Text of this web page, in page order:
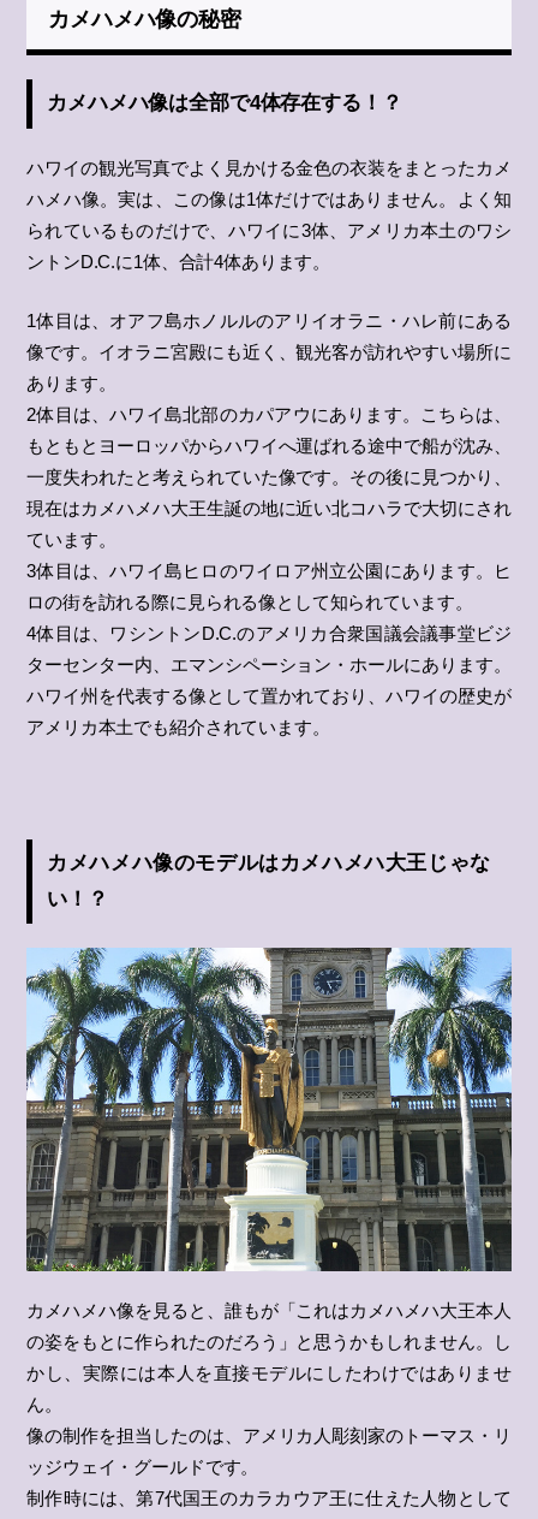
カメハメハ像の秘密
カメハメハ像は全部で4体存在する！？
ハワイの観光写真でよく見かける金色の衣装をまとったカメ
ハメハ像。実は、この像は1体だけではありません。よく知
られているものだけで、ハワイに3体、アメリカ本土のワシ
ントンD.C.に1体、合計4体あります。
1体目は、オアフ島ホノルルのアリイオラニ・ハレ前にある
像です。イオラニ宮殿にも近く、観光客が訪れやすい場所に
あります。
2体目は、ハワイ島北部のカパアウにあります。こちらは、
もともとヨーロッパからハワイへ運ばれる途中で船が沈み、
一度失われたと考えられていた像です。その後に見つかり、
現在はカメハメハ大王生誕の地に近い北コハラで大切にされ
ています。
3体目は、ハワイ島ヒロのワイロア州立公園にあります。ヒ
ロの街を訪れる際に見られる像として知られています。
4体目は、ワシントンD.C.のアメリカ合衆国議会議事堂ビジ
ターセンター内、エマンシペーション・ホールにあります。
ハワイ州を代表する像として置かれており、ハワイの歴史が
アメリカ本土でも紹介されています。
カメハメハ像のモデルはカメハメハ大王じゃな
い！？
カメハメハ像を見ると、誰もが「これはカメハメハ大王本人
の姿をもとに作られたのだろう」と思うかもしれません。し
かし、実際には本人を直接モデルにしたわけではありませ
ん。
像の制作を担当したのは、アメリカ人彫刻家のトーマス・リ
ッジウェイ・グールドです。
制作時には、第7代国王のカラカウア王に仕えた人物として